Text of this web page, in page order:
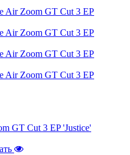
GT Cut 3 EP 'Justice'